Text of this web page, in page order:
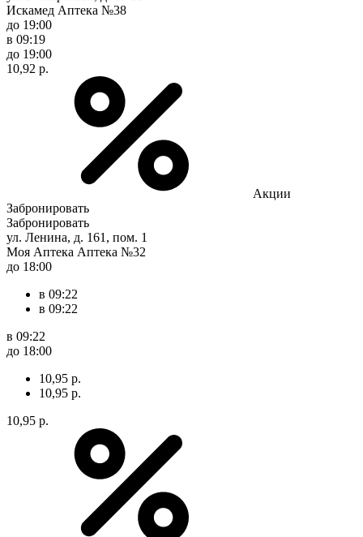
Искамед Аптека №38
до 19:00
в 09:19
до 19:00
10,92 р.
Акции
Забронировать
Забронировать
ул. Ленина, д. 161, пом. 1
Моя Аптека Аптека №32
до 18:00
в 09:22
в 09:22
в 09:22
до 18:00
10,95 р.
10,95 р.
10,95 р.